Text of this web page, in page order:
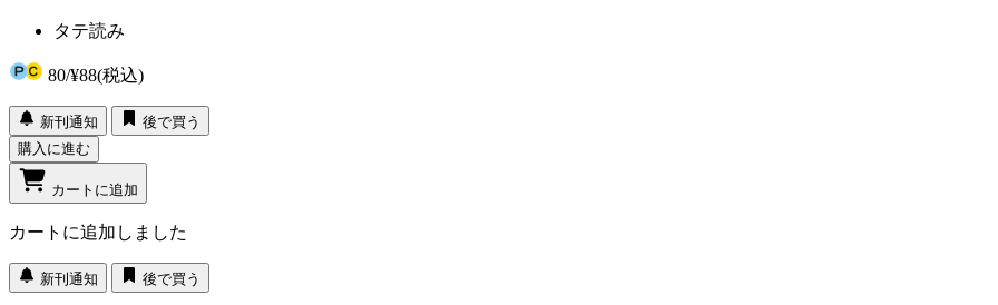
タテ読み
80/¥88(税込)
新刊通知
後で買う
購入に進む
カートに追加
カートに追加しました
新刊通知 後で買う